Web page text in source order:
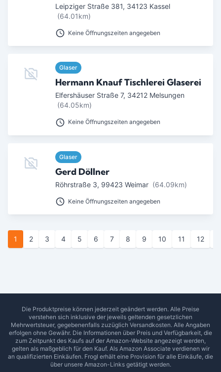
Leipziger Straße 381, 34123 Kassel
(64.01km)
Keine Öffnungszeiten angegeben
Glaser
Hermann Knauf Tischlerei Glaserei
Elfershäuser Straße 7, 34212 Melsungen
(64.05km)
Keine Öffnungszeiten angegeben
Glaser
Gerd Döllner
Röhrstraße 3, 99423 Weimar (64.09km)
Keine Öffnungszeiten angegeben
1 2 3 4 5 6 7 8 9 10 11 12
Die Produktpreise können jederzeit geändert werden. Alle Preise
verstehen sich inklusive der jeweils geltenden gesetzlichen
Mehrwertsteuer, gegebenenfalls zuzüglich Versandkosten. Alle Angaben
erfolgen ohne Gewähr. Die Informationen über Preis und Verfügbarkeit, die
zum Zeitpunkt des Kaufs auf der Amazon-Website angezeigt werden,
gelten als maßgeblich für den Kauf. Als Amazon Associate verdienen wir
an qualifizierten Einkäufen. Frogl erhält eine Provision für alle Einkäufe, die
über unsere Amazon-Links getätigt werden.